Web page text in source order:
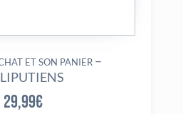
et son panier –
29,99€